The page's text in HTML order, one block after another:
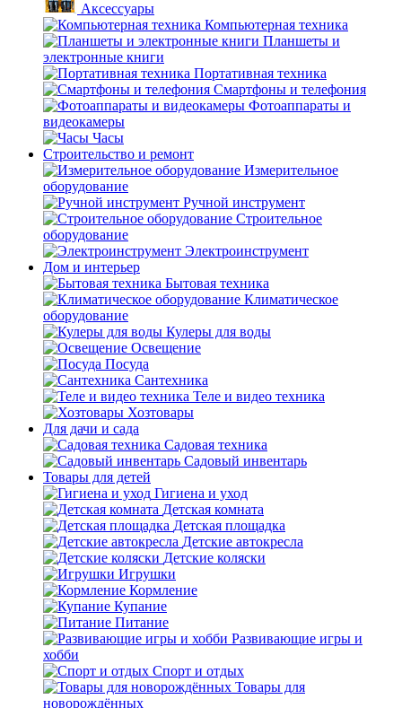
Аксессуары
Компьютерная техника
Планшеты и
электронные книги
Портативная техника
Смартфоны и телефония
Фотоаппараты и
видеокамеры
Часы
Строительство и ремонт
Измерительное
оборудование
Ручной инструмент
Строительное
оборудование
Электроинструмент
Дом и интерьер
Бытовая техника
Климатическое
оборудование
Кулеры для воды
Освещение
Посуда
Сантехника
Теле и видео техника
Хозтовары
Для дачи и сада
Садовая техника
Садовый инвентарь
Товары для детей
Гигиена и уход
Детская комната
Детская площадка
Детские автокресла
Детские коляски
Игрушки
Кормление
Купание
Питание
Развивающие игры и
хобби
Спорт и отдых
Товары для
новорождённых